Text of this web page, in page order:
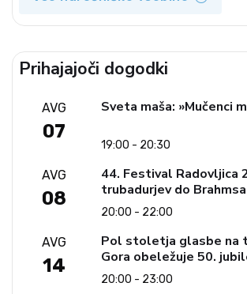
Prihajajoči dogodki
AVG
07
Sveta maša: »Mučenci
19:00 - 20:30
AVG
08
44. Festival Radovljica
trubadurjev do Brahmsa
20:00 - 22:00
AVG
14
Pol stoletja glasbe na
Gora obeležuje 50.
narodno-zabavne glasbe
20:00 - 23:00